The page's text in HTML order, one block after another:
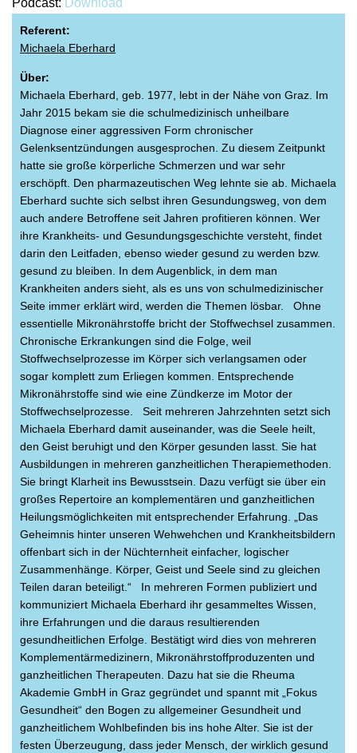
Podcast: Download
Referent:
Michaela Eberhard
Über:
Michaela Eberhard, geb. 1977, lebt in der Nähe von Graz. Im
Jahr 2015 bekam sie die schulmedizinisch unheilbare
Diagnose einer aggressiven Form chronischer
Gelenksentzündungen ausgesprochen. Zu diesem Zeitpunkt
hatte sie große körperliche Schmerzen und war sehr
erschöpft. Den pharmazeutischen Weg lehnte sie ab. Michaela
Eberhard suchte sich selbst ihren Gesundungsweg, von dem
auch andere Betroffene seit Jahren profitieren können. Wer
ihre Krankheits- und Gesundungsgeschichte versteht, findet
darin den Leitfaden, ebenso wieder gesund zu werden bzw.
gesund zu bleiben. In dem Augenblick, in dem man
Krankheiten anders sieht, als es uns von schulmedizinischer
Seite immer erklärt wird, werden die Themen lösbar. Ohne
essentielle Mikronährstoffe bricht der Stoffwechsel zusammen.
Chronische Erkrankungen sind die Folge, weil
Stoffwechselprozesse im Körper sich verlangsamen oder
sogar komplett zum Erliegen kommen. Entsprechende
Mikronährstoffe sind wie eine Zündkerze im Motor der
Stoffwechselprozesse. Seit mehreren Jahrzehnten setzt sich
Michaela Eberhard damit auseinander, was die Seele heilt,
den Geist beruhigt und den Körper gesunden lasst. Sie hat
Ausbildungen in mehreren ganzheitlichen Therapiemethoden.
Sie bringt Klarheit ins Bewusstsein. Dazu verfügt sie über ein
großes Repertoire an komplementären und ganzheitlichen
Heilungsmöglichkeiten mit entsprechender Erfahrung. „Das
Geheimnis hinter unseren Wehwehchen und Krankheitsbildern
offenbart sich in der Nüchternheit einfacher, logischer
Zusammenhänge. Körper, Geist und Seele sind zu gleichen
Teilen daran beteiligt.“ In mehreren Formen publiziert und
kommuniziert Michaela Eberhard ihr gesammeltes Wissen,
ihre Erfahrungen und die daraus resultierenden
gesundheitlichen Erfolge. Bestätigt wird dies von mehreren
Komplementärmedizinern, Mikronährstoffproduzenten und
ganzheitlichen Therapeuten. Dazu hat sie die Rheuma
Akademie GmbH in Graz gegründet und spannt mit „Fokus
Gesundheit“ den Bogen zu allgemeiner Gesundheit und
ganzheitlichem Wohlbefinden bis ins hohe Alter. Sie ist der
festen Überzeugung, dass jeder Mensch, der wirklich gesund